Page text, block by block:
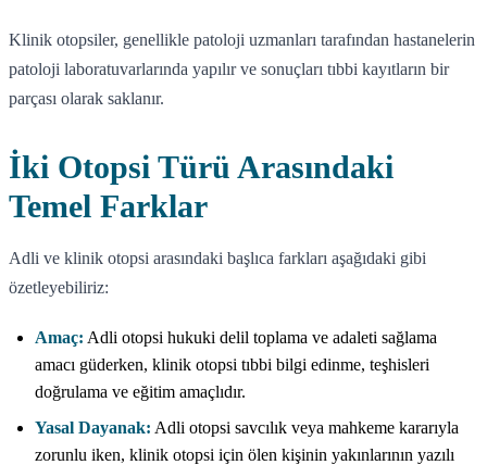
Klinik otopsiler, genellikle patoloji uzmanları tarafından hastanelerin
patoloji laboratuvarlarında yapılır ve sonuçları tıbbi kayıtların bir
parçası olarak saklanır.
İki Otopsi Türü Arasındaki
Temel Farklar
Adli ve klinik otopsi arasındaki başlıca farkları aşağıdaki gibi
özetleyebiliriz:
Amaç: Adli otopsi hukuki delil toplama ve adaleti sağlama
amacı güderken, klinik otopsi tıbbi bilgi edinme, teşhisleri
doğrulama ve eğitim amaçlıdır.
Yasal Dayanak: Adli otopsi savcılık veya mahkeme kararıyla
zorunlu iken, klinik otopsi için ölen kişinin yakınlarının yazılı